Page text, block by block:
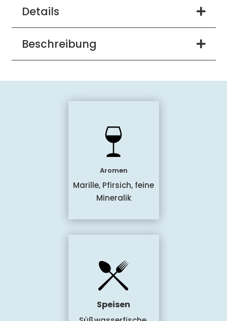
Details
Beschreibung
Aromen
Marille, Pfirsich, feine
Mineralik
Speisen